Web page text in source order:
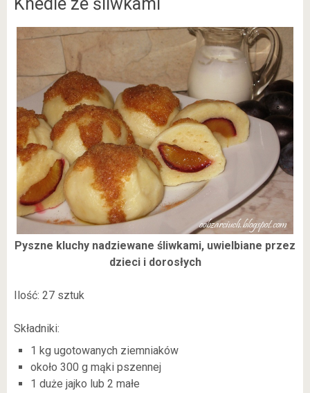
Pyszne kluchy nadziewane śliwkami, uwielbiane przez
dzieci i dorosłych
Ilość: 27 sztuk
Składniki:
1 kg ugotowanych ziemniaków
około 300 g mąki pszennej
1 duże jajko lub 2 małe